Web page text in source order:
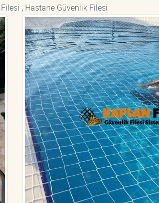
, Hastane Güvenlik Filesi